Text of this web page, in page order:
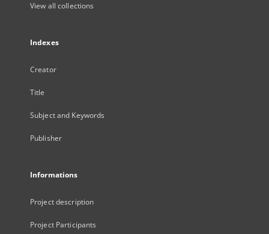
View all collections
Indexes
Creator
Title
Subject and Keywords
Publisher
Informations
Project description
Project Participants